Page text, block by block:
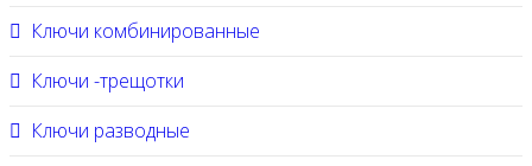
Ключи комбинированные
Ключи -трещотки
Ключи разводные